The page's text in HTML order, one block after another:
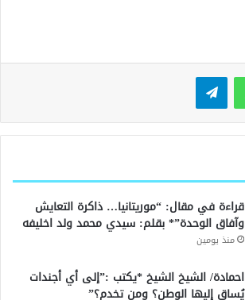
واتساب تيلقرام
قراءة في مقال: “موريتانيا… ذاكرة التعايش
وآفاق الوحدة”* بقلم: سيدي محمد ولد اخليفه
منذ يومين
احمادة/ الشيخ الشيخ *يكتب :”إلى أي أجندات
يُساق إليها الوطن؟ ومن تخدم؟”